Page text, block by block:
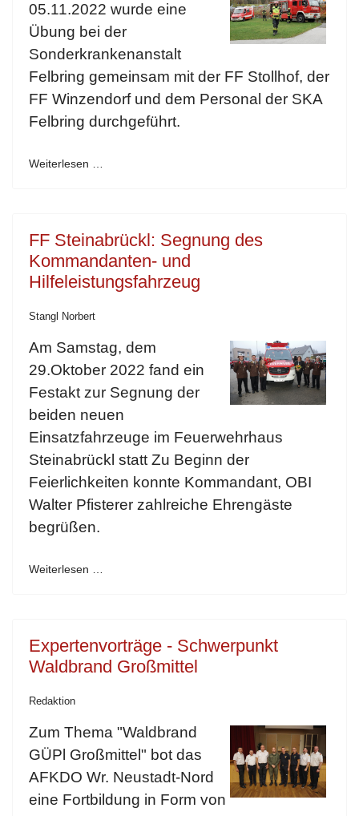
05.11.2022 wurde eine
Übung bei der
Sonderkrankenanstalt
Felbring gemeinsam mit der FF Stollhof, der
FF Winzendorf und dem Personal der SKA
Felbring durchgeführt.
Weiterlesen …
FF Steinabrückl: Segnung des
Kommandanten- und
Hilfeleistungsfahrzeug
Stangl Norbert
Am Samstag, dem
29.Oktober 2022 fand ein
Festakt zur Segnung der
beiden neuen
Einsatzfahrzeuge im Feuerwehrhaus
Steinabrückl statt Zu Beginn der
Feierlichkeiten konnte Kommandant, OBI
Walter Pfisterer zahlreiche Ehrengäste
begrüßen.
Weiterlesen …
Expertenvorträge - Schwerpunkt
Waldbrand Großmittel
Redaktion
Zum Thema "Waldbrand
GÜPl Großmittel" bot das
AFKDO Wr. Neustadt-Nord
eine Fortbildung in Form von